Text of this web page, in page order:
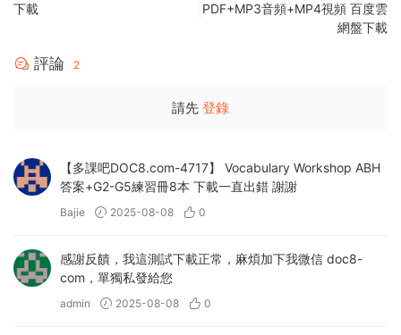
下載
PDF+MP3音頻+MP4視頻 百度雲
網盤下載
評論 2
請先 登錄
【多課吧DOC8.com-4717】 Vocabulary Workshop ABH
答案+G2-G5練習冊8本 下載一直出錯 謝謝
Bajie 2025-08-08 0
感謝反饋，我這測試下載正常，麻煩加下我微信 doc8-
com，單獨私發給您
admin 2025-08-08 0